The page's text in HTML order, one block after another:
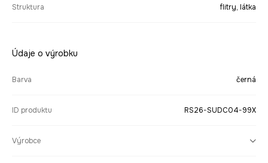
Struktura flitry, látka
Údaje o výrobku
Barva černá
ID produktu RS26-SUDC04-99X
Výrobce